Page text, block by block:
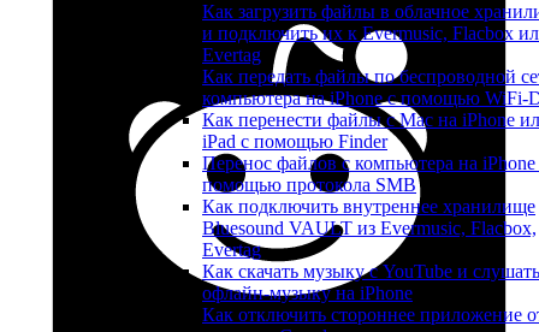
Как загрузить файлы в облачное
и подключить их к Evermusic, Flacbox
Evertag
Как передать файлы по беспроводной
компьютера на iPhone с помощью WiFi-
Как перенести файлы с Mac на iPhone
iPad с помощью Finder
Перенос файлов с компьютера на iPhone
помощью протокола SMB
Как подключить внутреннее хранилище
Bluesound VAULT из Evermusic, Flacbox,
Evertag
Как скачать музыку с YouTube и слушать
офлайн-музыку на iPhone
Как отключить стороннее приложение